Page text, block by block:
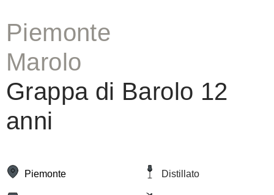
Piemonte
Marolo
Grappa di Barolo 12
anni
Piemonte Distillato